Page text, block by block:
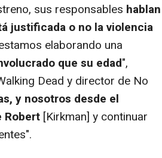
sus responsables hablan
justificada o no la violencia
elaborando una
que su edad",
Dead y director de No
y nosotros desde el
Robert [Kirkman] y continuar